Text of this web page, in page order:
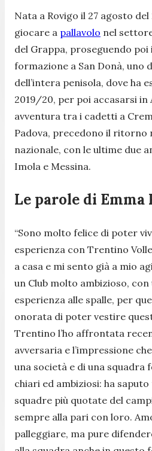
Nata a Rovigo il 27 agosto
giocare a pallavolo nel
del Grappa, proseguendo
formazione a San Donà, uno
dell’intera penisola, dove ha
2019/20, per poi accasarsi in
avventura tra i cadetti a
Padova, precedono il ritorno
nazionale, con le ultime due
Imola e Messina.
Le parole di Emma
“Sono molto felice di poter
esperienza con Trentino
a casa e mi sento già a mio
un Club molto ambizioso,
esperienza alle spalle, per
onorata di poter vestire
Trentino l’ho affrontata
avversaria e l’impressione
una società e di una squadra
chiari ed ambiziosi: ha
squadre più quotate del
sempre alla pari con loro.
palleggiare, ma pure